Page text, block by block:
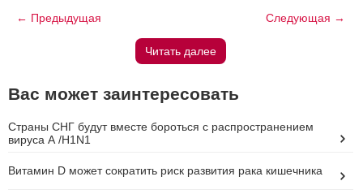
← Предыдущая Следующая →
Читать далее
Вас может заинтересовать
Cтраны СНГ будут вместе бороться с распространением
вируса А /H1N1
Витамин D может сократить риск развития рака кишечника